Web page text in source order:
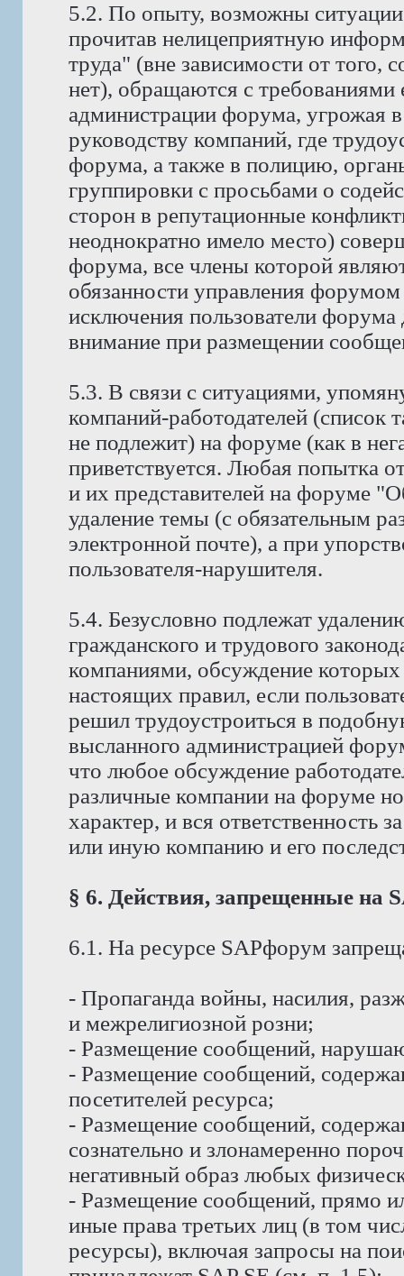
5.2. По опыту, возможны
прочитав нелицеприятную
труда" (вне зависимости от того,
нет), обращаются с требованиями
администрации форума, угрожая
руководству компаний, где
форума, а также в полицию,
группировки с просьбами о
сторон в репутационные
неоднократно имело место)
форума, все члены которой
обязанности управления
исключения пользователи
внимание при размещении
5.3. В связи с ситуациями,
компаний-работодателей (список
не подлежит) на форуме (как в
приветствуется. Любая попытка
и их представителей на форуме
удаление темы (с обязательным
электронной почте), а при
пользователя-нарушителя.
5.4. Безусловно подлежат
гражданского и трудового
компаниями, обсуждение
настоящих правил, если
решил трудоустроиться в
высланного администрацией
что любое обсуждение
различные компании на форуме
характер, и вся ответственность
или иную компанию и его
§ 6. Действия, запрещенные на
6.1. На ресурсе SAPфорум
- Пропаганда войны, насилия,
и межрелигиозной розни;
- Размещение сообщений,
- Размещение сообщений,
посетителей ресурса;
- Размещение сообщений,
сознательно и злонамеренно
негативный образ любых
- Размещение сообщений, прямо
иные права третьих лиц (в том
ресурсы), включая запросы на